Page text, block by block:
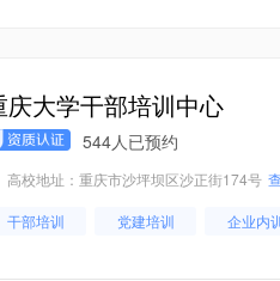
庆大学干部培训中心
544人已预约
高校地址：重庆市沙坪坝区沙正街174号
干部培训 党建培训 企业内